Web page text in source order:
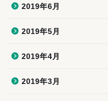
2019年6月
2019年5月
2019年4月
2019年3月